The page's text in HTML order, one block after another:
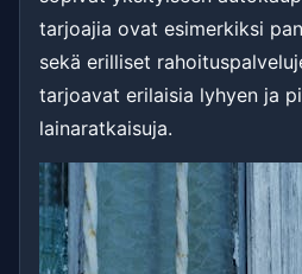
tarjoajia ovat esimerkiksi
sekä erilliset
tarjoavat erilaisia lyhyen ja
lainaratkaisuja.